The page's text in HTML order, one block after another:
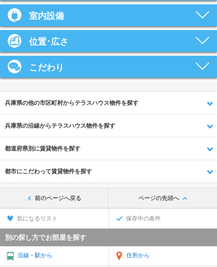
室内設備
位置･広さ
こだわり
兵庫県の他の市区町村からテラスハウス物件を探す
兵庫県の沿線からテラスハウス物件を探す
都道府県別に賃貸物件を探す
都市にこだわって賃貸物件を探す
前のページへ戻る ページの先頭へ
気になるリスト 保存中の条件
別の探し方でお部屋を探す
沿線・駅から 住所から